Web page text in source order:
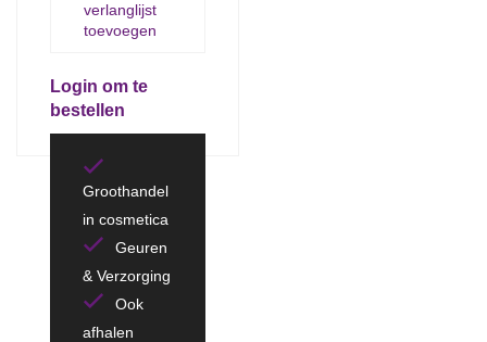
verlanglijst
toevoegen
Login om te
bestellen
Groothandel
in cosmetica
Geuren
& Verzorging
Ook
afhalen